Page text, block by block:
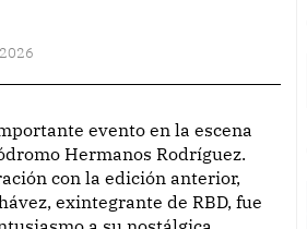
Hermanos Rodríguez.
con la edición anterior,
exintegrante de RBD, fue